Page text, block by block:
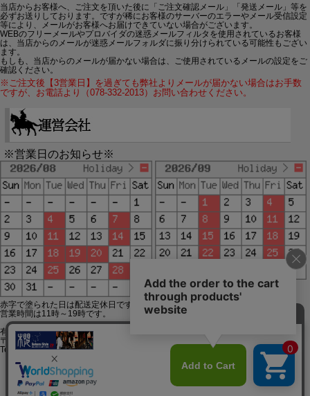
当店からお客様へ、ご注文を頂いた後に「ご注文確認メール」「発送メール」等を
必ずお送りしております。ですが稀にお客様のサーバーのエラーやメール受信設定
等により、メールがお客様へお届けできていない場合がございます。
WEBのフリーメールやプロバイダの迷惑メールフィルタを使用されているお客様
は、当店からのメールが迷惑メールフォルダに振り分けられている可能性もござい
ます。
もしも、当店からのメールが届かない場合は、ご使用されているメールの設定をご
確認ください。
※ご注文後【3営業日】を過ぎても弊社よりメールが届かない場合はお手数
ですが、お電話より（078-332-2013）お問い合わせください。
※営業日のお知らせ※
赤字で塗られた日は配送定休日です。
営業時間は11時～19時です。
有限会社ジップジップ SakuraStyle通販事業部
〒650-0021 神戸市中央区三宮町3-9-19イトウビル1,4F
Tel:078-332-2013 FAX:078-333-6644